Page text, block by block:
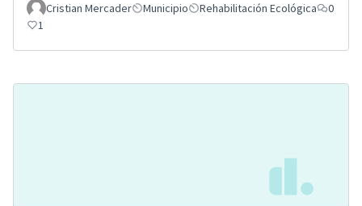
Cristian Mercader Municipio Rehabilitación Ecológica
0
1